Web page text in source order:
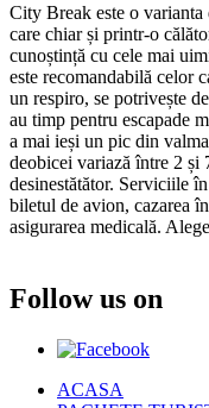
City Break este o
care chiar și printr-o
cunoștință cu cele mai
este recomandabilă celor
un respiro, se potrivește
au timp pentru escapade
a mai ieși un pic din
deobicei variază între 2 și
desinestătător. Serviciile
biletul de avion, cazarea
asigurarea medicală.
Follow us on
ACASA